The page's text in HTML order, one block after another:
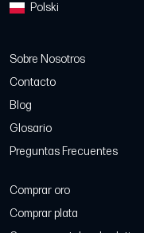
Polski
Sobre Nosotros
Contacto
Blog
Glosario
Preguntas Frecuentes
Comprar oro
Comprar plata